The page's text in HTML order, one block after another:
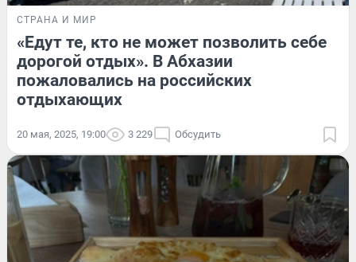
СТРАНА И МИР
«Едут те, кто не может позволить себе
дорогой отдых». В Абхазии
пожаловались на российских
отдыхающих
20 мая, 2025, 19:00 3 229 Обсудить